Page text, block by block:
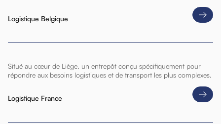
Logistique Belgique
Situé au cœur de Liège, un entrepôt conçu spécifiquement pour
répondre aux besoins logistiques et de transport les plus complexes.
Logistique France